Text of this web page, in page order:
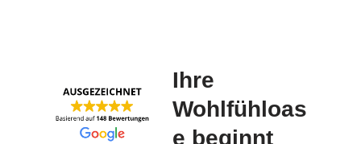
Ihre
Wohlfühloas
e beginnt